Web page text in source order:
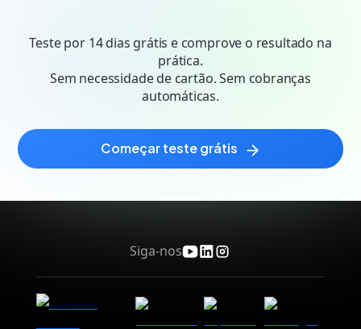
Teste por 14 dias grátis e comprove o resultado na
prática.
Sem necessidade de cartão. Sem cobranças
automáticas.
começar teste grátis
Siga-nos